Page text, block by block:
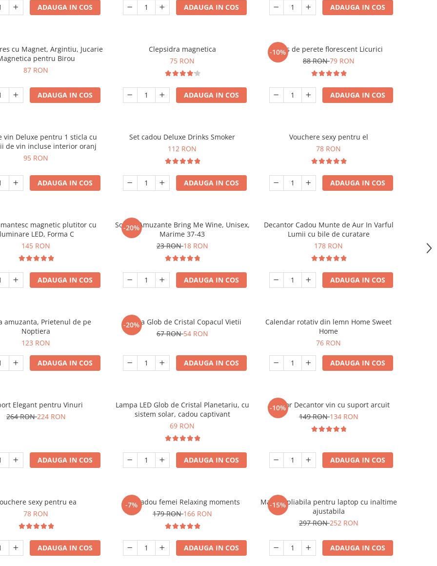
ADAUGA IN COS ADAUGA IN COS ADAUGA IN COS
cu Magnet, Argintiu, Jucarie
pentru Birou
87 RON
ADAUGA IN COS
Clepsidra magnetica
75 RON
ADAUGA IN COS
-10%
Ceas de perete florescent Licurici
88 RON79 RON
ADAUGA IN COS
vin Deluxe pentru 1 sticla cu
de vin incluse interior oranj
95 RON
ADAUGA IN COS
Set cadou Deluxe Drinks Smoker
112 RON
ADAUGA IN COS
Vouchere sexy pentru el
78 RON
ADAUGA IN COS
magnetic plutitor cu
LED, Forma C
145 RON
ADAUGA IN COS
-20%
Sosete Amuzante Bring Me Wine, Unisex,
Marime 37-43
23 RON18 RON
ADAUGA IN COS
Decantor Cadou Munte de Aur In Varful
Lumii cu bile de curatare
178 RON
ADAUGA IN COS
amuzanta, Prietenul de pe
Noptiera
123 RON
ADAUGA IN COS
-20%
Lampa Glob de Cristal Copacul Vietii
67 RON54 RON
ADAUGA IN COS
Calendar rotativ din lemn Home Sweet
Home
76 RON
ADAUGA IN COS
Elegant pentru Vinuri
264 RON224 RON
ADAUGA IN COS
Lampa LED Glob de Cristal Planetariu, cu
sistem solar, cadou captivant
69 RON
ADAUGA IN COS
-10%
Aerator Decantor vin cu suport arcuit
149 RON134 RON
ADAUGA IN COS
sexy pentru ea
78 RON
ADAUGA IN COS
-7%
Set cadou femei Relaxing moments
179 RON166 RON
ADAUGA IN COS
-15%
Masuta pliabila pentru laptop cu inaltime
ajustabila
297 RON252 RON
ADAUGA IN COS